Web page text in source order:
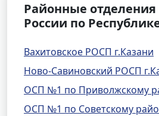
Районные
России по
Вахитовское РОСП г.Казани
Ново-Савиновский РОСП
ОСП №1 по Приволжскому
ОСП №1 по Советскому